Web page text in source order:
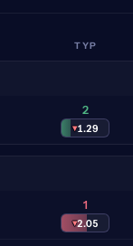
TYP
2
▾1.29
1
▾2.05